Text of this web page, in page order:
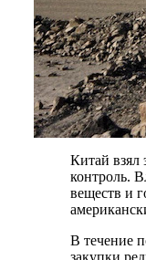
Китай взял
контроль.
веществ и
В течение